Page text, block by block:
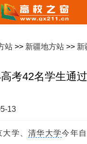
站 >> 新疆地方站 >> 新
考42名学生通
13
大学、清华大学今年